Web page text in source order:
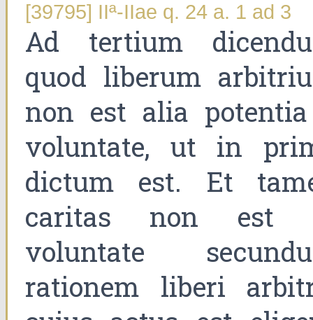
[39795] IIª-IIae q. 24 a. 1 ad 3
Ad tertium
quod liberum
non est alia
voluntate, ut in
dictum est. Et
caritas non est
voluntate
rationem liberi